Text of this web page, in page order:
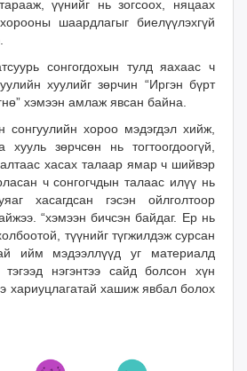
үүнийг нь зогсоох, няцаах
шаардлагыг биелүүлэхгүй
сонгогдохын тулд яахаас ч
хуулийг зөрчин “Иргэн бүрт
хэмээн амлаж явсан байна.
сонгуулийн хороо мэдэгдэл хийж,
зөрчсөн нь тогтоогдоогүй,
хасах талаар ямар ч шийвэр
ч сонгогчдын талаас илүү нь
хасагдсан гэсэн ойлголтоор
“хэмээн бичсэн байдаг. Ер нь
түүнийг түгжилдэж сурсан
ийм мэдээллүүд уг материалд
нэгэнтээ сайд болсон хүн
хариуцлагатай хашиж явбал болох